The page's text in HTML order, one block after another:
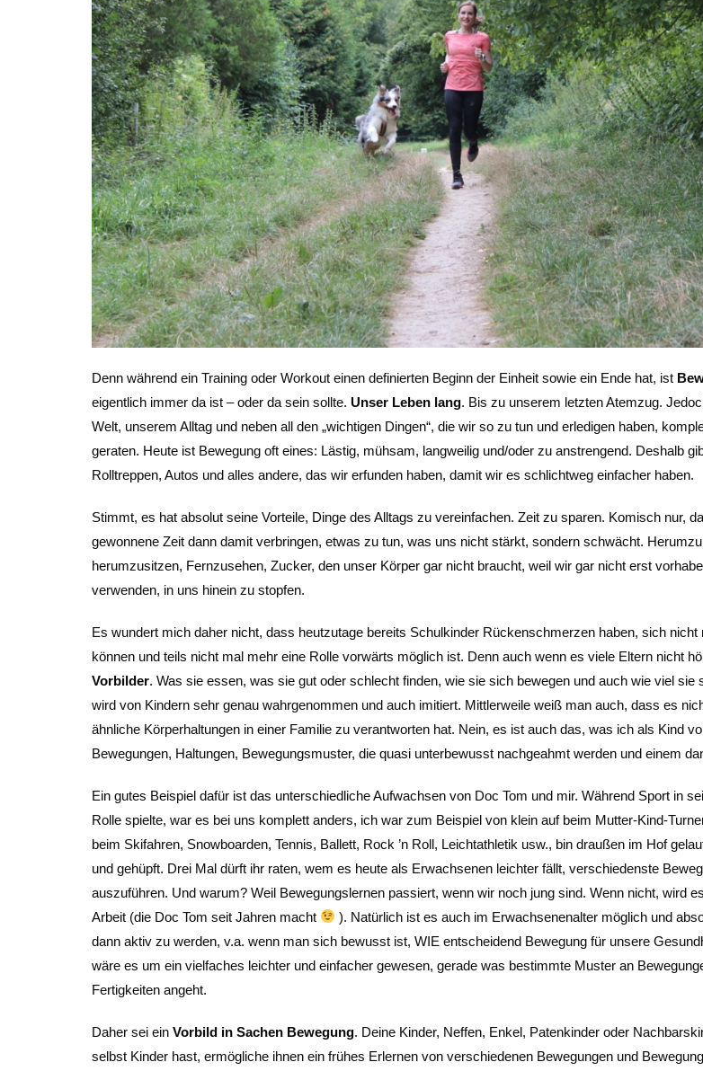
Denn während ein Training oder Workout einen definierten Beginn der Einheit sowie ein Ende hat, ist
eigentlich immer da ist – oder da sein sollte. Unser Leben lang. Bis zu unserem letzten Atemzug.
Welt, unserem Alltag und neben all den „wichtigen Dingen“, die wir so zu tun und erledigen haben,
geraten. Heute ist Bewegung oft eines: Lästig, mühsam, langweilig und/oder zu anstrengend. Deshalb
Rolltreppen, Autos und alles andere, das wir erfunden haben, damit wir es schlichtweg einfacher haben.
Stimmt, es hat absolut seine Vorteile, Dinge des Alltags zu vereinfachen. Zeit zu sparen. Komisch nur,
gewonnene Zeit dann damit verbringen, etwas zu tun, was uns nicht stärkt, sondern schwächt.
herumzusitzen, Fernzusehen, Zucker, den unser Körper gar nicht braucht, weil wir gar nicht erst
verwenden, in uns hinein zu stopfen.
Es wundert mich daher nicht, dass heutzutage bereits Schulkinder Rückenschmerzen haben, sich nicht
können und teils nicht mal mehr eine Rolle vorwärts möglich ist. Denn auch wenn es viele Eltern nicht
Vorbilder. Was sie essen, was sie gut oder schlecht finden, wie sie sich bewegen und auch wie viel sie
wird von Kindern sehr genau wahrgenommen und auch imitiert. Mittlerweile weiß man auch, dass es
ähnliche Körperhaltungen in einer Familie zu verantworten hat. Nein, es ist auch das, was ich als Kind
Bewegungen, Haltungen, Bewegungsmuster, die quasi unterbewusst nachgeahmt werden und einem
Ein gutes Beispiel dafür ist das unterschiedliche Aufwachsen von Doc Tom und mir. Während Sport in
Rolle spielte, war es bei uns komplett anders, ich war zum Beispiel von klein auf beim Mutter-Kind-
beim Skifahren, Snowboarden, Tennis, Ballett, Rock ’n Roll, Leichtathletik usw., bin draußen im Hof
und gehüpft. Drei Mal dürft ihr raten, wem es heute als Erwachsenen leichter fällt, verschiedenste
auszuführen. Und warum? Weil Bewegungslernen passiert, wenn wir noch jung sind. Wenn nicht, wird
Arbeit (die Doc Tom seit Jahren macht
). Natürlich ist es auch im Erwachsenenalter möglich und
dann aktiv zu werden, v.a. wenn man sich bewusst ist, WIE entscheidend Bewegung für unsere
wäre es um ein vielfaches leichter und einfacher gewesen, gerade was bestimmte Muster an
Fertigkeiten angeht.
Daher sei ein Vorbild in Sachen Bewegung. Deine Kinder, Neffen, Enkel, Patenkinder oder
selbst Kinder hast, ermögliche ihnen ein frühes Erlernen von verschiedenen Bewegungen und